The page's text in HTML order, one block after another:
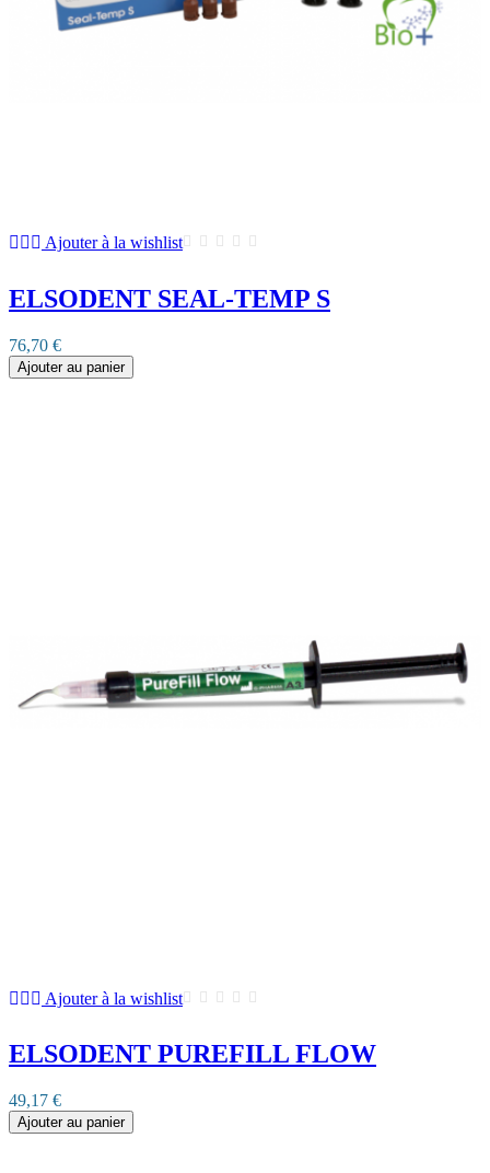
Ajouter à la wishlist
ELSODENT SEAL-TEMP S
76,70 €
Ajouter au panier
Ajouter à la wishlist
ELSODENT PUREFILL FLOW
49,17 €
Ajouter au panier